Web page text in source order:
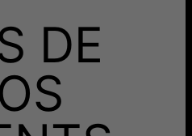
lun. 24 août - mar. 25
août
Recevez-le avant
août
DE